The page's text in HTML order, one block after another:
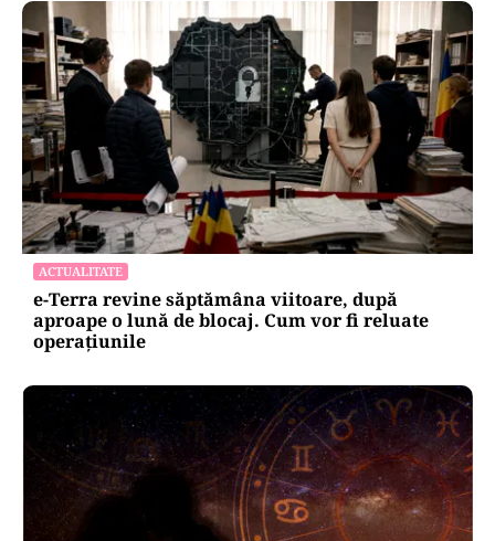
ACTUALITATE
e-Terra revine săptămâna viitoare, după
aproape o lună de blocaj. Cum vor fi reluate
operațiunile